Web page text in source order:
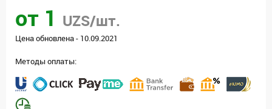
от 1 UZS/шт.
Цена обновлена - 10.09.2021
Методы оплаты: